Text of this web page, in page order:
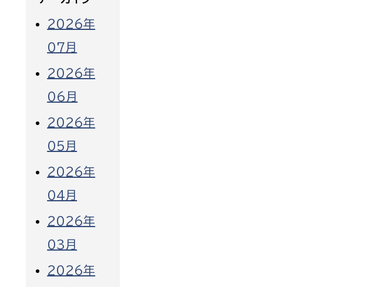
2026年
07月
2026年
06月
2026年
05月
2026年
04月
2026年
03月
2026年